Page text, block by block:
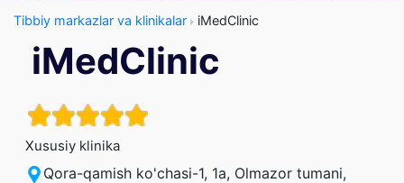
Tibbiy markazlar va klinikalar iMedClinic
iMedClinic
Xususiy klinika
Qora-qamish ko'chasi-1, 1a, Olmazor tumani,